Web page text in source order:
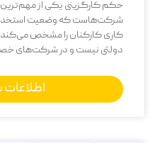
حکم کارگزینی یکی از مهم‌ترین
شرکت‌هاست که وضعیت
کاری کارکنان را مشخص
دولتی نیست و در شرکت‌های
اطلاعات